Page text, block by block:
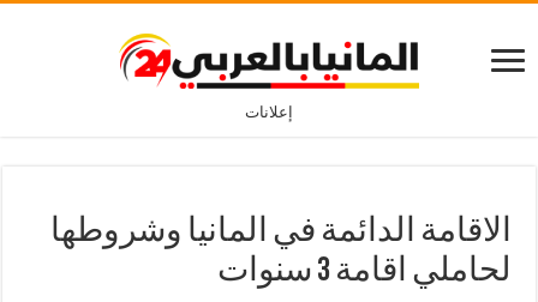
إعلانات
الاقامة الدائمة في المانيا وشروطها
لحاملي اقامة 3 سنوات